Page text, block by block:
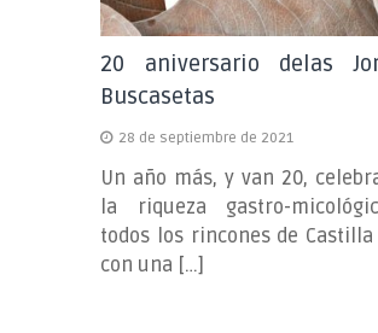
20 aniversario delas
Buscasetas
28 de septiembre de 2021
Un año más, y van 20,
la riqueza gastro-
todos los rincones de Castilla
con una […]